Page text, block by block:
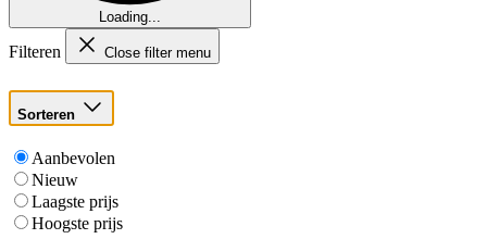
Loading...
Filteren Close filter menu
Sorteren
Aanbevolen
Nieuw
Laagste prijs
Hoogste prijs